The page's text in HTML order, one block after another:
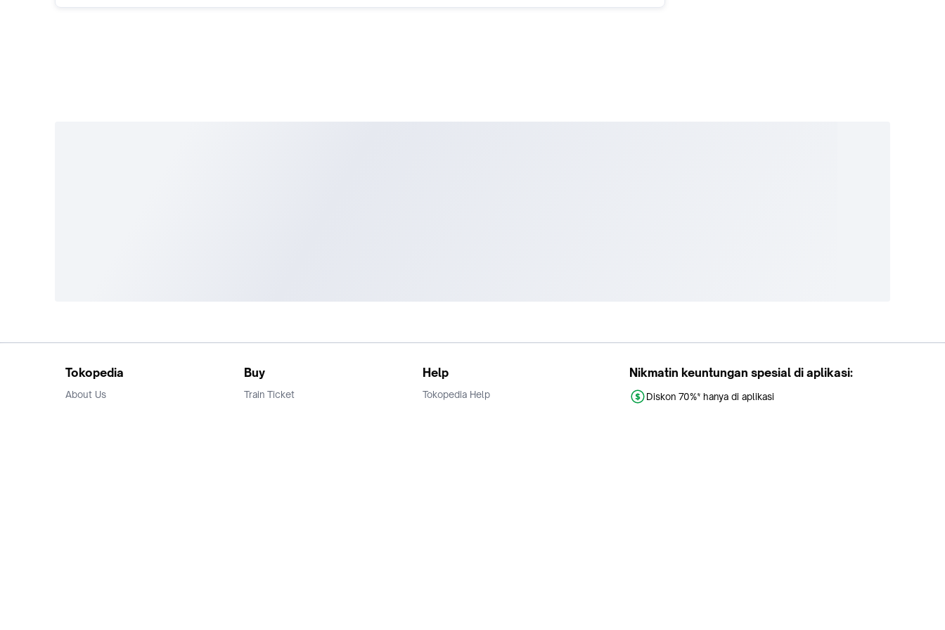
Tokopedia
About Us
Buy
Train Ticket
Help
Tokopedia Help
Nikmatin keuntungan spesial di aplikasi:
Diskon 70%* hanya di aplikasi